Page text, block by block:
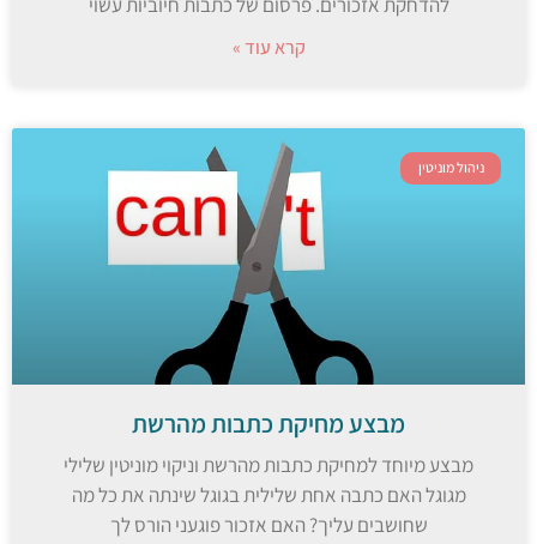
קרא עוד »
ניהול מוניטין
מבצע מחיקת כתבות מהרשת
מבצע מיוחד למחיקת כתבות מהרשת וניקוי מוניטין שלילי
מגוגל האם כתבה אחת שלילית בגוגל שינתה את כל מה
שחושבים עליך? האם אזכור פוגעני הורס לך